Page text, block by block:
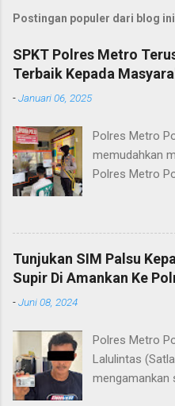
Postingan populer dari blog ini
SPKT Polres Metro
Terbaik Kepada
-Januari 06, 2025
Polres Metro
memudahkan
Polres Metro
terkait
pelayanan
kepada
mewujudkan
Heri Sulistyo
“SPKT Polres
memberikan
Tunjukan SIM Palsu
Supir Di Amankan Ke
-Juni 08, 2024
Polres Metro
Lalulintas
mengamankan